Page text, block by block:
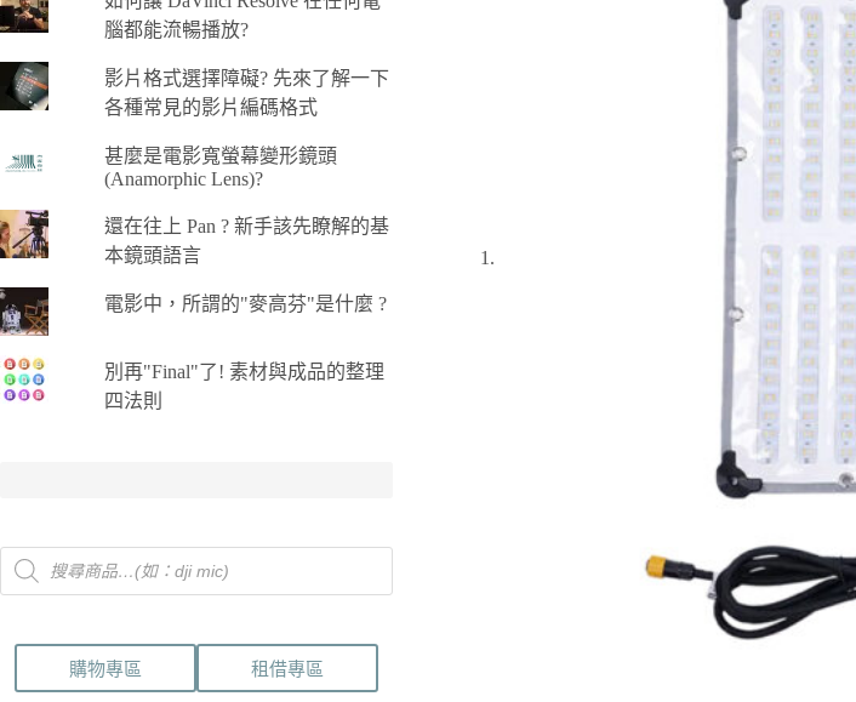
腦都能流暢播放?
影片格式選擇障礙? 先來了解一下
各種常見的影片編碼格式
甚麼是電影寬螢幕變形鏡頭
(Anamorphic Lens)?
還在往上 Pan ? 新手該先瞭解的基
本鏡頭語言
電影中，所謂的"麥高芬"是什麼 ?
別再"Final"了! 素材與成品的整理
四法則
Products
search
購物專區 租借專區